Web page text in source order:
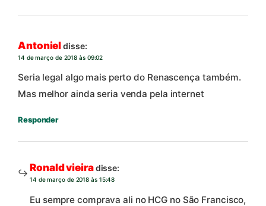
Antonieldisse:
14 de março de 2018 às 09:02
Seria legal algo mais perto do Renascença também.
Mas melhor ainda seria venda pela internet
Responder
Ronald vieiradisse:
14 de março de 2018 às 15:48
Eu sempre comprava ali no HCG no São Francisco,